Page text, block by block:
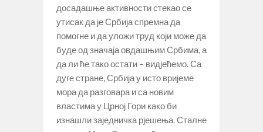
досадашње активности стекао се
утисак да је Србија спремна да
помогне и да уложи труд који може да
буде од значаја овдашњим Србима, а
да ли ће тако остати – видјећемо. Са
дуге стране, Србија у исто вријеме
мора да разговара и са новим
властима у Црној Гори како би
изнашли заједничка рјешења. Сталне